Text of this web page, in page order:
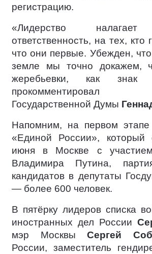
регистрацию.
«Лидерство налагает
ответственность, на тех, кто
что они первые. Убежден,
земле мы точно докажем,
жеребьевки, как знак
Государственной Думы
Напомним, на первом
«Единой России», который
июня в Москве с
Владимира Путина,
кандидатов в депутаты
— более 600 человек.
В пятёрку лидеров списка
иностранных дел России
мэр Москвы Сергей
России, заместитель